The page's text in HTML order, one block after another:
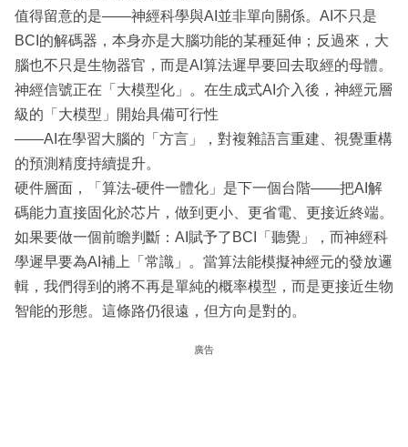
值得留意的是——神經科學與AI並非單向關係。AI不只是
BCI的解碼器，本身亦是大腦功能的某種延伸；反過來，大
腦也不只是生物器官，而是AI算法遲早要回去取經的母體。
神經信號正在「大模型化」。在生成式AI介入後，神經元層
級的「大模型」開始具備可行性
——AI在學習大腦的「方言」，對複雜語言重建、視覺重構
的預測精度持續提升。
硬件層面，「算法-硬件一體化」是下一個台階——把AI解
碼能力直接固化於芯片，做到更小、更省電、更接近終端。
如果要做一個前瞻判斷：AI賦予了BCI「聽覺」，而神經科
學遲早要為AI補上「常識」。當算法能模擬神經元的發放邏
輯，我們得到的將不再是單純的概率模型，而是更接近生物
智能的形態。這條路仍很遠，但方向是對的。
廣告